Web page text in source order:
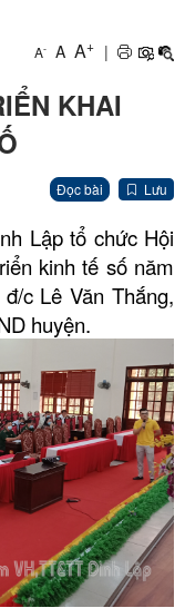
A- A A+ |
KHAI
Đọc bài Lưu
Lập tổ chức Hội
kinh tế số năm
c Lê Văn Thắng,
huyện.